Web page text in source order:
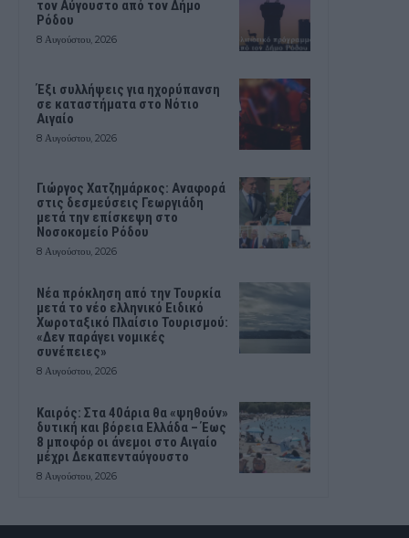
τον Αύγουστο από τον Δήμο
Ρόδου
8 Αυγούστου, 2026
Έξι συλλήψεις για ηχορύπανση
σε καταστήματα στο Νότιο
Αιγαίο
8 Αυγούστου, 2026
Γιώργος Χατζημάρκος: Αναφορά
στις δεσμεύσεις Γεωργιάδη
μετά την επίσκεψη στο
Νοσοκομείο Ρόδου
8 Αυγούστου, 2026
Νέα πρόκληση από την Τουρκία
μετά το νέο ελληνικό Ειδικό
Χωροταξικό Πλαίσιο Τουρισμού:
«Δεν παράγει νομικές
συνέπειες»
8 Αυγούστου, 2026
Καιρός: Στα 40άρια θα «ψηθούν»
δυτική και βόρεια Ελλάδα – Έως
8 μποφόρ οι άνεμοι στο Αιγαίο
μέχρι Δεκαπενταύγουστο
8 Αυγούστου, 2026